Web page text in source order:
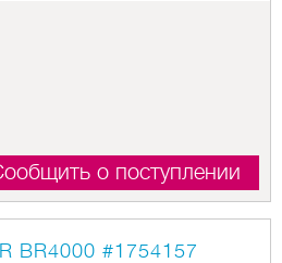
о поступлении
BR4000 #1754157